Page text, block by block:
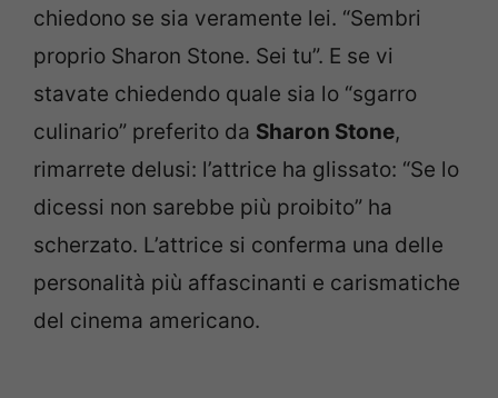
chiedono se sia veramente lei. “Sembri
proprio Sharon Stone. Sei tu”. E se vi
stavate chiedendo quale sia lo “sgarro
culinario” preferito da Sharon Stone,
rimarrete delusi: l’attrice ha glissato: “Se lo
dicessi non sarebbe più proibito” ha
scherzato. L’attrice si conferma una delle
personalità più affascinanti e carismatiche
del cinema americano.